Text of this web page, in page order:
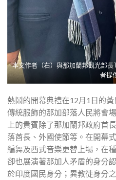
本文作者（右）與那加蘭邦觀光部
者提
熱鬧的開幕典禮在12月1日的
傳統服飾的那加部落人民將會
上的貴賓除了那加蘭邦政府首
落酋長、外國使節等。在開幕
編舞及西式音樂更替上場，在
卻也展演著那加人矛盾的身分
於印度國民身分；異教徒身分